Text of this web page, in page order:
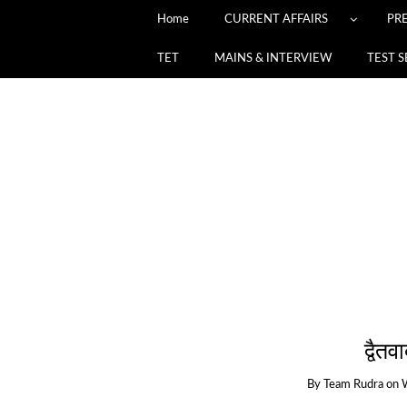
Home CURRENT AFFAIRS
TET MAINS & INTERVIEW TEST
By Team Rudra on